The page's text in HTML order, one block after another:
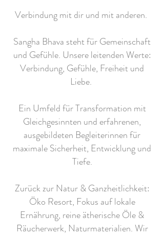
Verbindung mit dir und mit anderen.
Sangha Bhava steht für Gemeinschaft
und Gefühle. Unsere leitenden Werte:
Verbindung, Gefühle, Freiheit und
Liebe.
Ein Umfeld für Transformation mit
Gleichgesinnten und erfahrenen,
ausgebildeten Begleiterinnen für
maximale Sicherheit, Entwicklung und
Tiefe.
Zurück zur Natur & Ganzheitlichkeit:
Öko Resort, Fokus auf lokale
Ernährung, reine ätherische Öle &
Räucherwerk, Naturmaterialien. Wir